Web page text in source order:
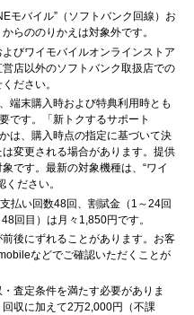
モバイル”（ソフトバンク回線）お
らののりかえは対象外です。
びワイモバイルオンラインストア
店以外のソフトバンク取扱店での
ださい。
端末購入時および特典利用時とも
です。「新トクするサポート
は、購入時点の指定に基づいて決
変更される場合があります。提供
です。最新の対象機種は、“ワイ
ださい。
払い回数48回、割賦金（1～24回
回目）は月々1,850円です。
後にずれることがあります。お客
などでご確認いただくことが
査定条件を満たす必要がありま
収に加えて2万2,000円（不課